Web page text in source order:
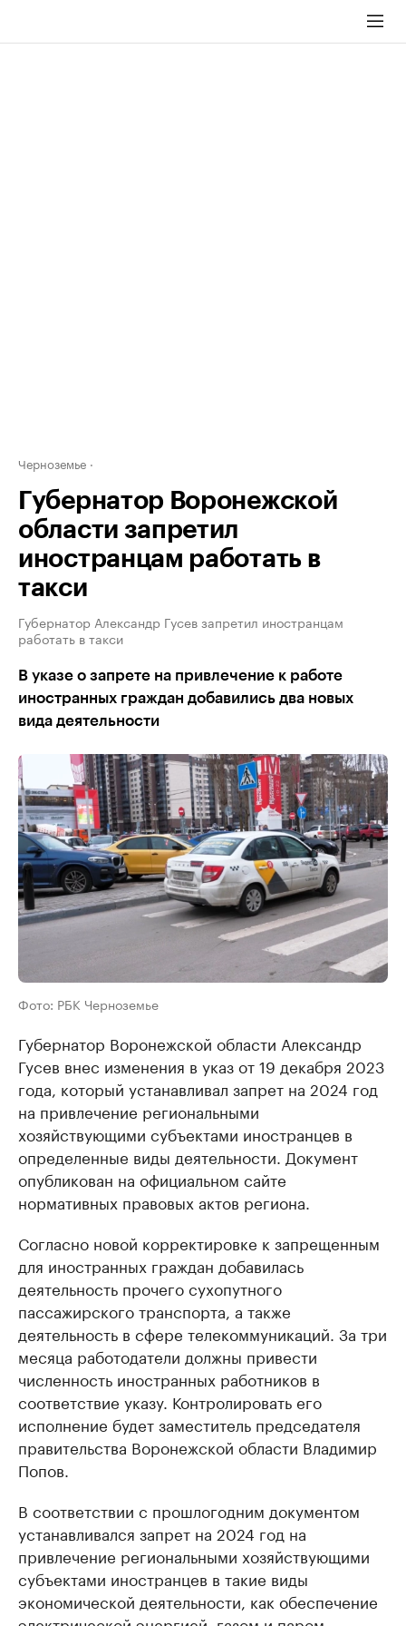
Черноземье
Губернатор Воронежской
области запретил
иностранцам работать в
такси
Губернатор Александр Гусев запретил иностранцам
работать в такси
В указе о запрете на привлечение к работе
иностранных граждан добавились два новых
вида деятельности
Фото: РБК Черноземье
Губернатор Воронежской области Александр
Гусев внес изменения в указ от 19 декабря 2023
года, который устанавливал запрет на 2024 год
на привлечение региональными
хозяйствующими субъектами иностранцев в
определенные виды деятельности. Документ
опубликован на официальном сайте
нормативных правовых актов региона.
Согласно новой корректировке к запрещенным
для иностранных граждан добавилась
деятельность прочего сухопутного
пассажирского транспорта, а также
деятельность в сфере телекоммуникаций. За три
месяца работодатели должны привести
численность иностранных работников в
соответствие указу. Контролировать его
исполнение будет заместитель председателя
правительства Воронежской области Владимир
Попов.
В соответствии с прошлогодним документом
устанавливался запрет на 2024 год на
привлечение региональными хозяйствующими
субъектами иностранцев в такие виды
экономической деятельности, как обеспечение